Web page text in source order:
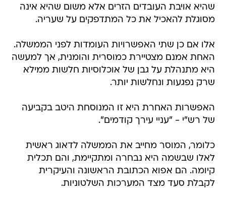
שהיא אויבת העובדים הזרים אלא משום שהיא אינה
מסוגלת להאכיל את כל המתדפקים על שעריה.
אלו אם כן שתי האפשרויות העומדות לפני הממשלה.
האחת אמנם מצטיירת כמוסרית והומנית, אך למעשה
היא מתנהלת על גבן של אוכלוסיות חלשות ממילא
שרק נפגעות ונחלשות יותר.
האפשרות האחרת היא זו המנוסחת היטב בקביעה
של רש"י - "עניי עירך קודמים".
כלומר, המוסר מחייב את הממשלה לדאוג ראשית
לאלו שבשמה היא נבחרה ומתקיימת, והם תכלית
קיומה. הם אפוא הכתובת הראשונה והעיקרית
לקבלת סעד מצד המערכות השלטוניות.